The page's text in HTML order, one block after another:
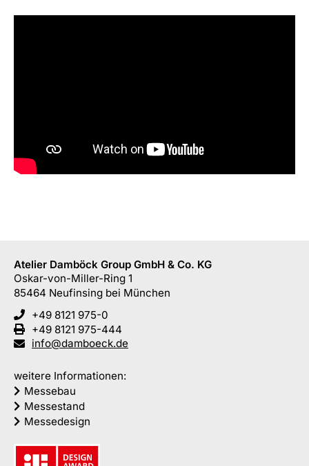
Atelier Damböck Group GmbH & Co. KG
Oskar-von-Miller-Ring 1
85464 Neufinsing bei München
+49 8121 975-0
+49 8121 975-444
info@damboeck.de
weitere Informationen:
Messebau
Messestand
Messedesign